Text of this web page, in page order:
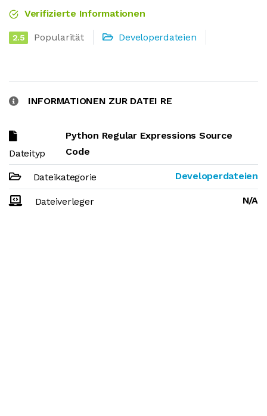
Verifizierte Informationen
2.5 Popularität Developerdateien
INFORMATIONEN ZUR DATEI RE
Dateityp
Python Regular Expressions Source
Code
Dateikategorie Developerdateien
Dateiverleger N/A